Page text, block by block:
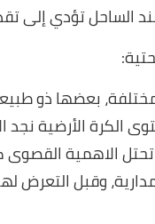
الساحل تؤدي إلى
مختلفة، بعضها ذو
الكرة الأرضية نجد
تحتل الاهمية
وقبل